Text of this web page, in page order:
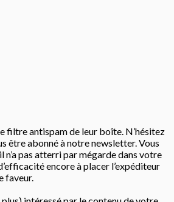
filtre antispam de leur boîte. N’hésitez
être abonné à notre newsletter. Vous
n’a pas atterri par mégarde dans votre
encore à placer l’expéditeur
faveur.